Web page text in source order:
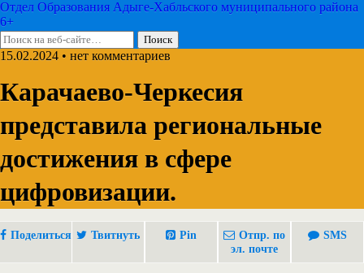
Отдел Образования Адыге-Хабльского муниципального района
6+
15.02.2024 • нет комментариев
Карачаево-Черкесия
представила региональные
достижения в сфере
цифровизации.
Поделиться Твитнуть Pin
Отпр. по
эл. почте
SMS